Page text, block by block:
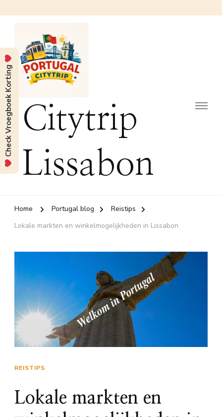
Citytrip
Lissabon
Home Portugal blog
Reistips
Lokale markten en winkelmogelijkheden in Lissabon
REISTIPS
Lokale markten en
Check Vroegboek Korting